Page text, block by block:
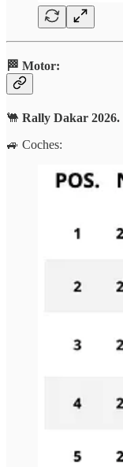
🏁 Motor:
🐫 Rally Dakar 2026.
🚙 Coches: